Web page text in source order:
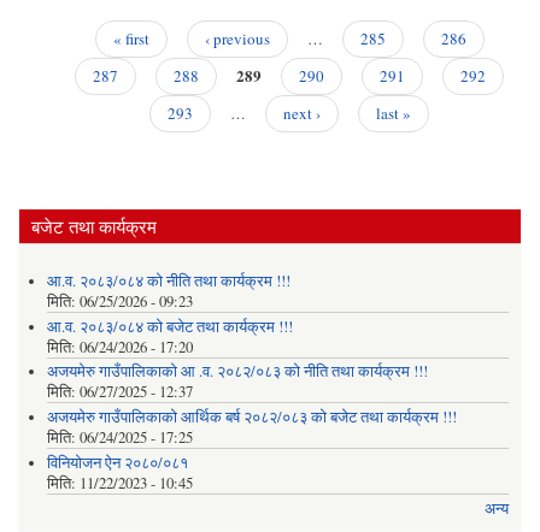
« first ‹ previous … 285
286
287
288 289 290 291
292
293
… next › last »
बजेट तथा कार्यक्रम
आ.व. २०८३/०८४ को नीति तथा कार्यक्रम !!!
मिति: 06/25/2026 - 09:23
आ.व. २०८३/०८४ को बजेट तथा कार्यक्रम !!!
मिति: 06/24/2026 - 17:20
अजयमेरु गाउँपालिकाको आ .व. २०८२/०८३ को नीति तथा कार्यक्रम !!!
मिति: 06/27/2025 - 12:37
अजयमेरु गाउँपालिकाको आर्थिक बर्ष २०८२/०८३ को बजेट तथा कार्यक्रम !!!
मिति: 06/24/2025 - 17:25
विनियोजन ऐन २०८०/०८१
मिति: 11/22/2023 - 10:45
अन्य